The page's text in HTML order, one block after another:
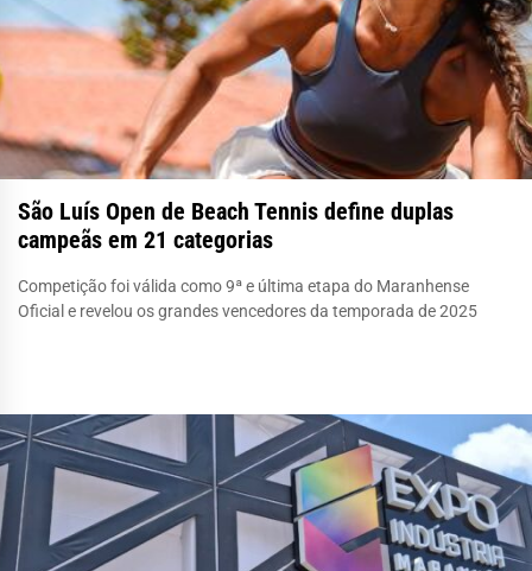
São Luís Open de Beach Tennis define duplas
campeãs em 21 categorias
Competição foi válida como 9ª e última etapa do Maranhense
Oficial e revelou os grandes vencedores da temporada de 2025